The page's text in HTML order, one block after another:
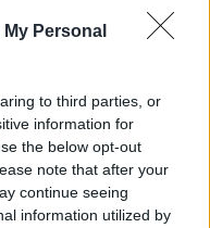
Personal
to third parties, or
information for
the below opt-out
note that after your
continue seeing
information utilized by